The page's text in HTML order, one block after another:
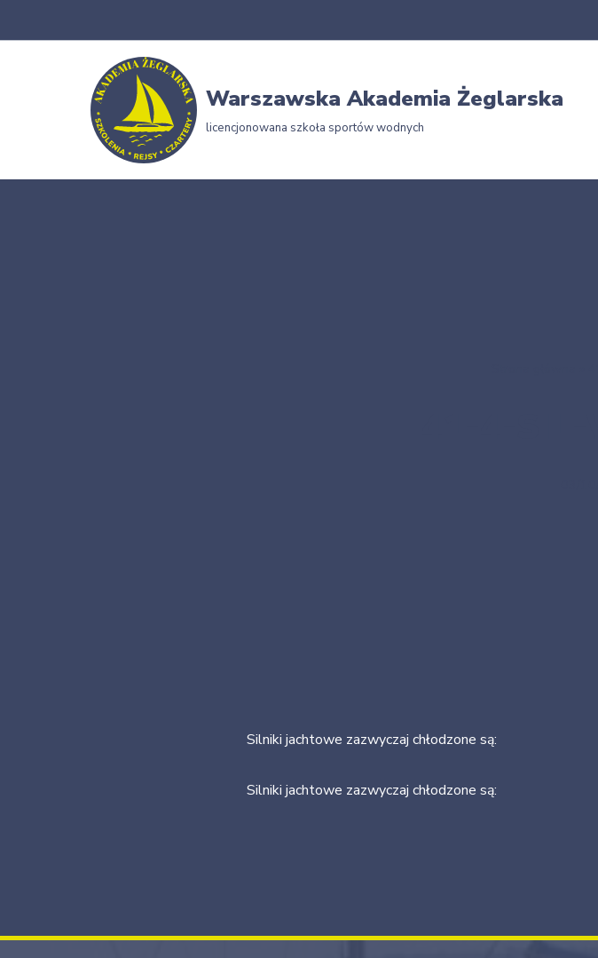
Warszawska Akademia Żeglarska
licencjonowana szkoła sportów wodnych
Silniki jachtowe zazwyczaj chłodzone są:
Silniki jachtowe zazwyczaj chłodzone są: